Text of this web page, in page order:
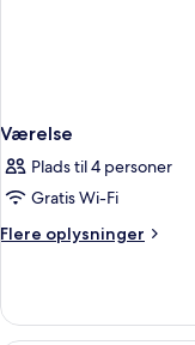
Værelse
Plads til 4 personer
Gratis Wi-Fi
Flere oplysninger
Flere